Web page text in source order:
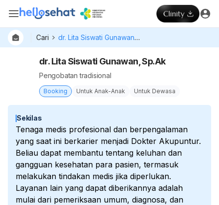
Cari dr. Lita Siswati Gunawan, Sp.Ak
dr. Lita Siswati Gunawan, Sp.Ak
Pengobatan tradisional
Booking Untuk Anak-Anak Untuk Dewasa
Sekilas
Tenaga medis profesional dan berpengalaman
yang saat ini berkarier menjadi Dokter Akupuntur.
Beliau dapat membantu tentang keluhan dan
gangguan kesehatan para pasien, termasuk
melakukan tindakan medis jika diperlukan.
Layanan lain yang dapat diberikannya adalah
mulai dari pemeriksaan umum, diagnosa, dan